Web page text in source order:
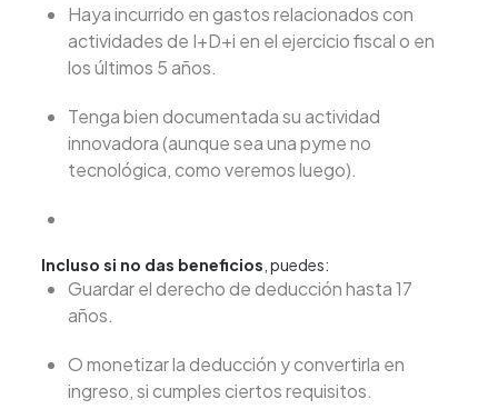
Haya incurrido en gastos relacionados con
actividades de I+D+i en el ejercicio fiscal o en
los últimos 5 años.
Tenga bien documentada su actividad
innovadora (aunque sea una pyme no
tecnológica, como veremos luego).
Incluso si no das beneficios , puedes:
Guardar el derecho de deducción hasta 17
años.
O monetizar la deducción y convertirla en
ingreso, si cumples ciertos requisitos.